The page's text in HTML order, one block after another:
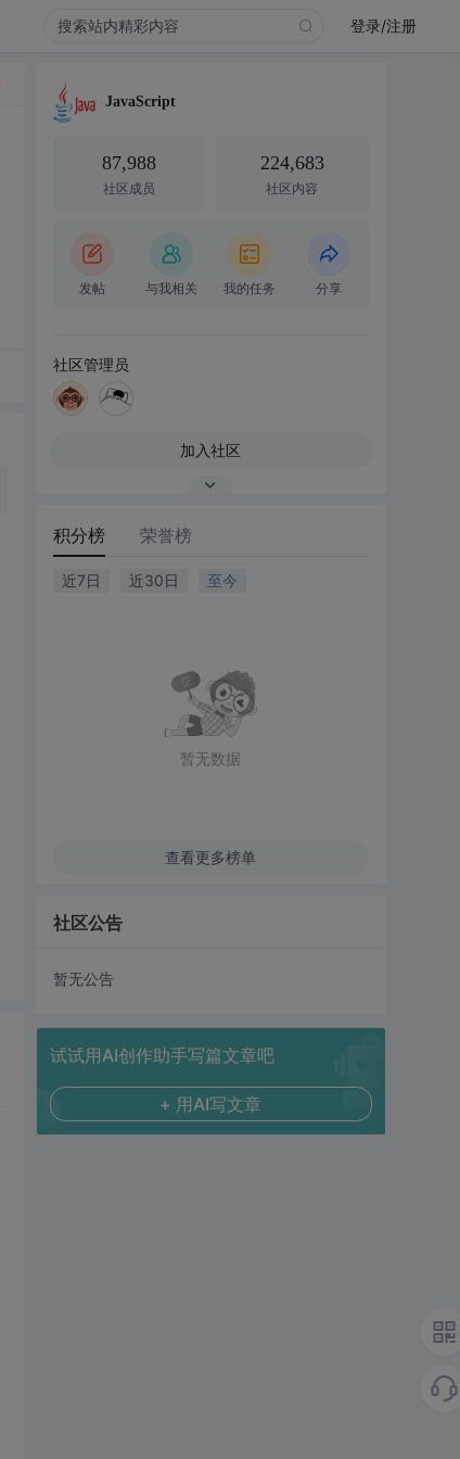
登录/注册
JavaScript
87,988
社区成员
224,683
社区内容
发帖 与我相关 我的任务 分享
社区管理员
加入社区
积分榜 荣誉榜
近7日 近30日 至今
暂无数据
查看更多榜单
社区公告
暂无公告
试试用AI创作助手写篇文章吧
+ 用AI写文章